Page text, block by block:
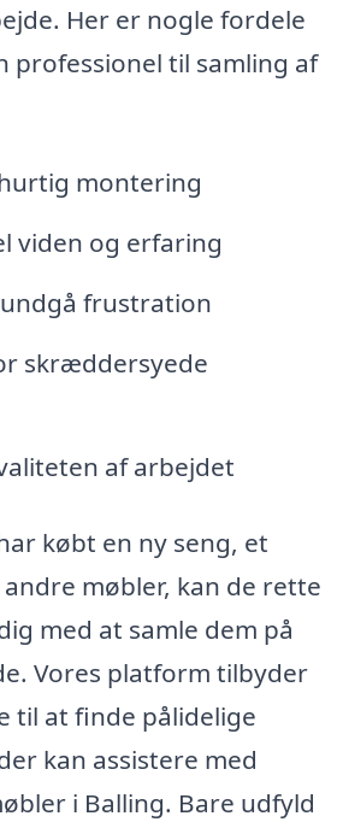
Her er nogle fordele
professionel til samling af
montering
viden og erfaring
frustration
skræddersyede
af arbejdet
købt en ny seng, et
møbler, kan de rette
med at samle dem på
Vores platform tilbyder
til at finde pålidelige
kan assistere med
i Balling. Bare udfyld